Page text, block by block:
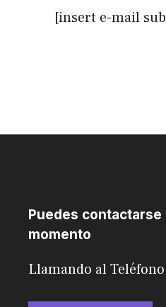
[insert e-mail
Puedes
momento
Llamando al